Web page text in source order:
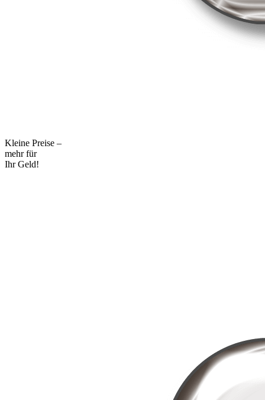
Kleine Preise –
mehr für
Ihr Geld!